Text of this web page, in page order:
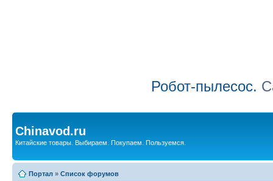
Робот-пылесос.
Chinavod.ru
Китайские товары. Выбираем. Покупаем. Пользуемся.
Портал » Список форумов